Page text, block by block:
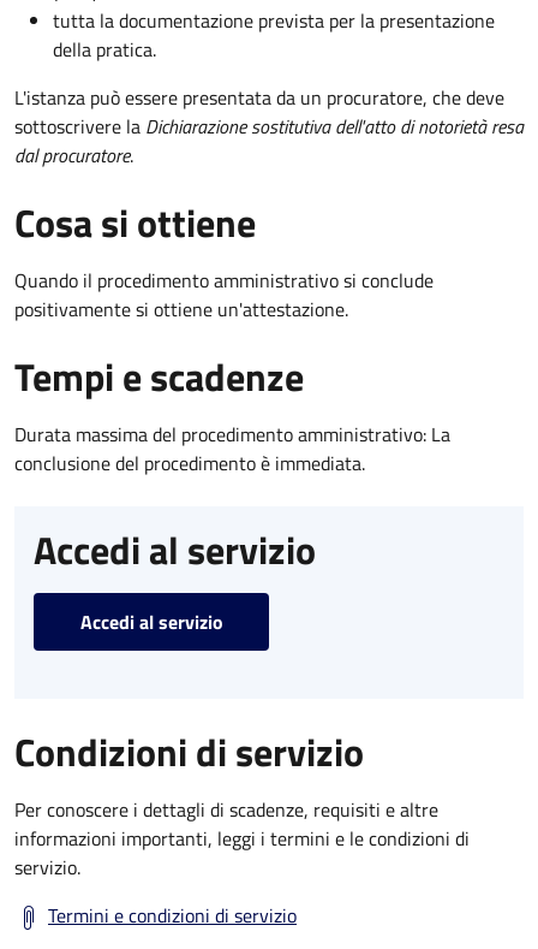
tutta la documentazione prevista per la presentazione
della pratica.
L'istanza può essere presentata da un procuratore, che deve
sottoscrivere la Dichiarazione sostitutiva dell'atto di notorietà resa
dal procuratore.
Cosa si ottiene
Quando il procedimento amministrativo si conclude
positivamente si ottiene un'attestazione.
Tempi e scadenze
Durata massima del procedimento amministrativo: La
conclusione del procedimento è immediata.
Accedi al servizio
Accedi al servizio
Condizioni di servizio
Per conoscere i dettagli di scadenze, requisiti e altre
informazioni importanti, leggi i termini e le condizioni di
servizio.
Termini e condizioni di servizio